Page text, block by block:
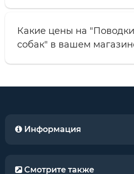
Какие цены на
собак" в вашем
Информация
Смотрите также